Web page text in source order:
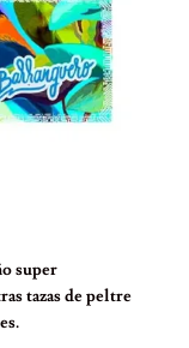
super
tazas de peltre